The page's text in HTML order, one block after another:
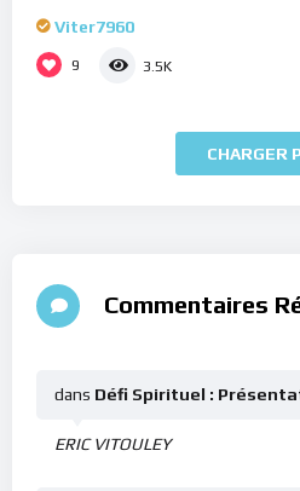
Viter7960
9 3.5K
CHARGER
Commentaires
ERIC VITOULEY
dans Défi Spirituel :